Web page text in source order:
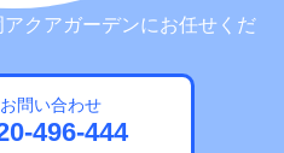
クアガーデンにお任せくだ
問い合わせ
496-444